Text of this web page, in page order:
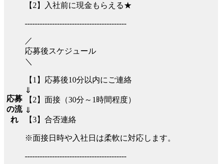
応募
の流
れ
【2】入社前に現金もらえる★
-----------------------------------------
／
応募後スケジュール
＼
【1】応募後10分以内にご連絡
⇓
【2】面接（30分～1時間程度）
⇓
【3】合否連絡
※面接日時や入社日は柔軟に対応します。
-----------------------------------------